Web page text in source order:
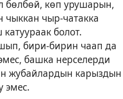
бөлбөй, көп урушарын,
чыккан чыр-чатакка
болот.
бири-бирин чаап да
башка нерселерди
жубайлардын карыздын
эмес.